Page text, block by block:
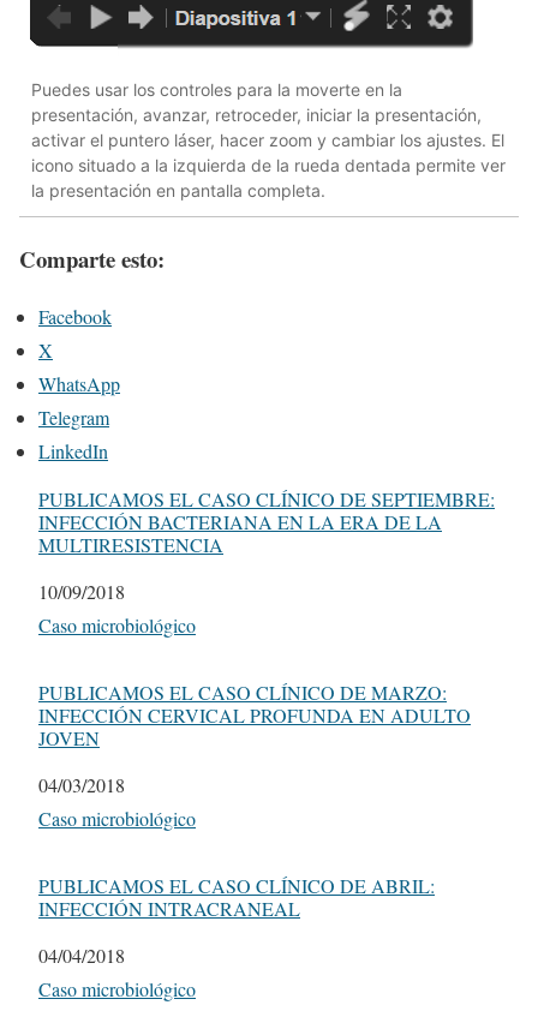
Puedes usar los controles para la moverte en la
presentación, avanzar, retroceder, iniciar la presentación,
activar el puntero láser, hacer zoom y cambiar los ajustes. El
icono situado a la izquierda de la rueda dentada permite ver
la presentación en pantalla completa.
Comparte esto:
Facebook
X
WhatsApp
Telegram
LinkedIn
PUBLICAMOS EL CASO CLÍNICO DE SEPTIEMBRE:
INFECCIÓN BACTERIANA EN LA ERA DE LA
MULTIRESISTENCIA
Fecha
10/09/2018
Respecto a
Caso microbiológico
PUBLICAMOS EL CASO CLÍNICO DE MARZO:
INFECCIÓN CERVICAL PROFUNDA EN ADULTO
JOVEN
Fecha
04/03/2018
Respecto a
Caso microbiológico
PUBLICAMOS EL CASO CLÍNICO DE ABRIL:
INFECCIÓN INTRACRANEAL
Fecha
04/04/2018
Respecto a
Caso microbiológico